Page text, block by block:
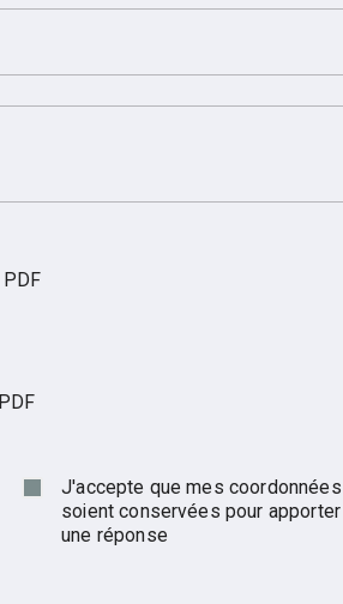
J'accepte que mes coordonnées
soient conservées pour apporter
une réponse